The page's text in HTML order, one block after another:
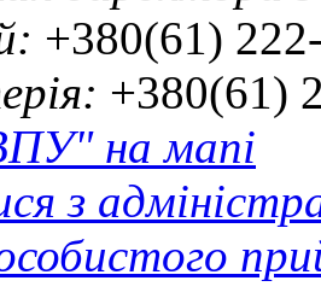
+380(61)
+380(61)
на мапі
з